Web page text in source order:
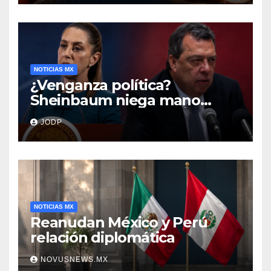
NOTICIAS MX
¿Venganza política?
Sheinbaum niega mano
negra en captura de Ángel
Aguirre
JODP
NOTICIAS MX
Reanudan México y Perú
relación diplomática
NOVUSNEWS.MX